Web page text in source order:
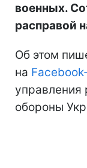
военных.
расправой
Об этом
на
управления
обороны